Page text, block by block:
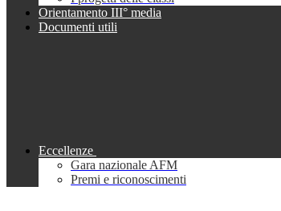
Orientamento III° media
Documenti utili
Eccellenze
Gara nazionale AFM
Premi e riconoscimenti